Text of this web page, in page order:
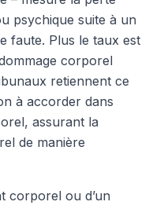
psychique suite à un
faute. Plus le taux est
corporel
retiennent ce
à accorder dans
assurant la
de manière
corporel ou d’un